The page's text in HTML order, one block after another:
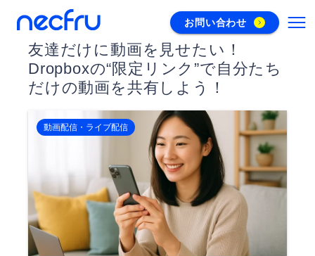
お問い合わせ
友達だけに動画を見せたい！
Dropboxの“限定リンク”で自分たち
だけの動画を共有しよう！
動画配信・ライブ配信